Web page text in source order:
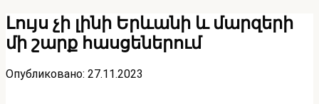
Լույս չի լինի Երևանի և մարզերի
մի շարք հասցեներում
Опубликовано: 27.11.2023